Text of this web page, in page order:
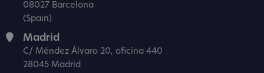
08027 Barcelona
(Spain)
Madrid
C/ Méndez Álvaro 20, oficina 440
28045 Madrid